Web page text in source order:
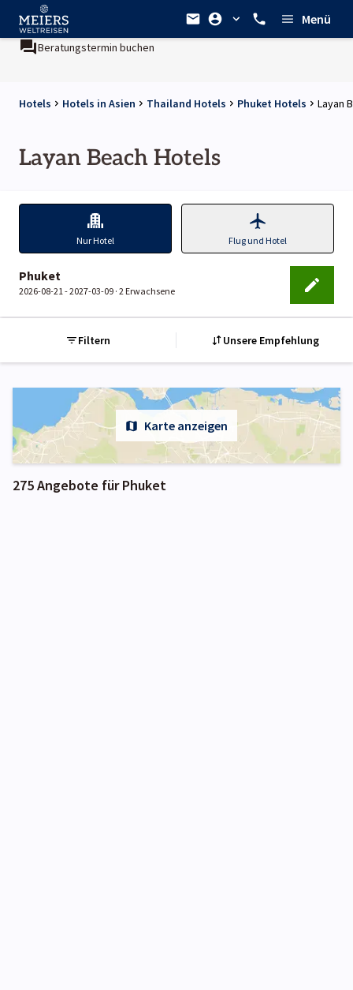
Menü
Beratungstermin buchen
Hotels Hotels in Asien Thailand Hotels Phuket Hotels Layan
Layan Beach Hotels
Nur Hotel Flug und Hotel
Phuket
2026-08-21 - 2027-03-09 · 2 Erwachsene
Filtern Unsere Empfehlung
Karte anzeigen
275 Angebote für Phuket